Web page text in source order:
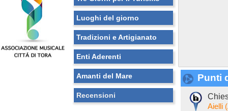
Luoghi del giorno
Tradizioni e Artigianato
Enti Aderenti
Amanti del Mare
Recensioni
Punti
Aielli